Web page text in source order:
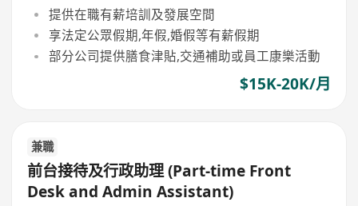
提供在職有薪培訓及發展空間
享法定公眾假期,年假,婚假等有薪假期
部分公司提供膳食津貼,交通補助或員工康樂活動
$15K-20K/月
兼職
前台接待及行政助理 (Part-time Front
Desk and Admin Assistant)